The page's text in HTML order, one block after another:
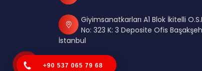
+90 537 065 79 68
Giyimsanatkarları A1 Blok İkitelli
No: 323 K: 3 Deposite Ofis
İstanbul